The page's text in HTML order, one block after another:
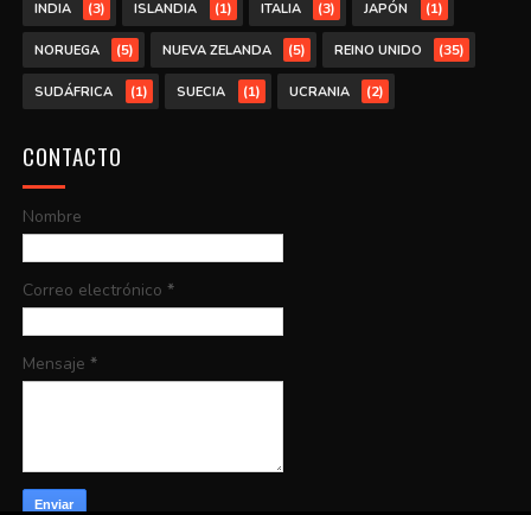
INDIA (3) ISLANDIA (1) ITALIA (3) JAPÓN (1)
NORUEGA (5) NUEVA ZELANDA (5) REINO UNIDO (35)
SUDÁFRICA (1) SUECIA (1) UCRANIA (2)
CONTACTO
Nombre
Correo electrónico *
Mensaje *